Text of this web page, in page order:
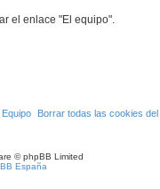
el enlace "El equipo".
Borrar todas las cookies del
Equipo
© phpBB Limited
España